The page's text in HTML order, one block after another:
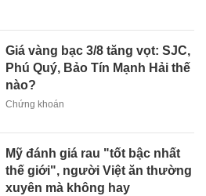
Giá vàng bạc 3/8 tăng vọt: SJC,
Phú Quý, Bảo Tín Mạnh Hải thế
nào?
Chứng khoán
Mỹ đánh giá rau "tốt bậc nhất
thế giới", người Việt ăn thường
xuyên mà không hay